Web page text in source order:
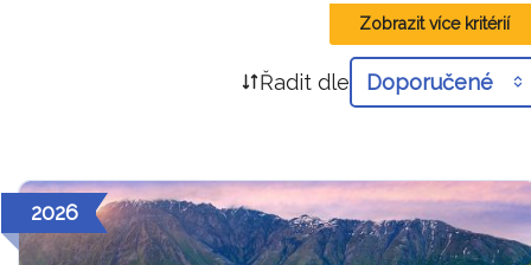
Zobrazit více kritérií
Řadit dle Doporučené
2026